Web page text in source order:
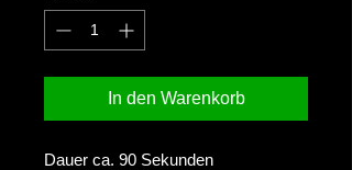
In den Warenkorb
Dauer ca. 90 Sekunden